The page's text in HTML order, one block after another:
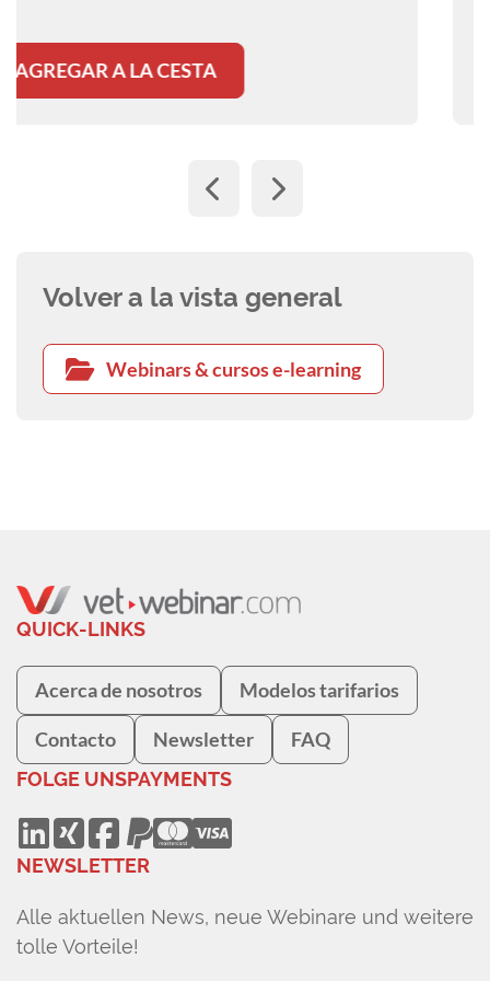
AGREGAR A LA CESTA
Volver a la vista general
Webinars & cursos e-learning
QUICK-LINKS
Acerca de nosotros Modelos tarifarios
Contacto Newsletter FAQ
FOLGE UNSPAYMENTS
NEWSLETTER
Alle aktuellen News, neue Webinare und weitere
tolle Vorteile!